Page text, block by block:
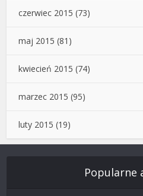
czerwiec 2015 (73)
maj 2015 (81)
kwiecień 2015 (74)
marzec 2015 (95)
luty 2015 (19)
Popularne